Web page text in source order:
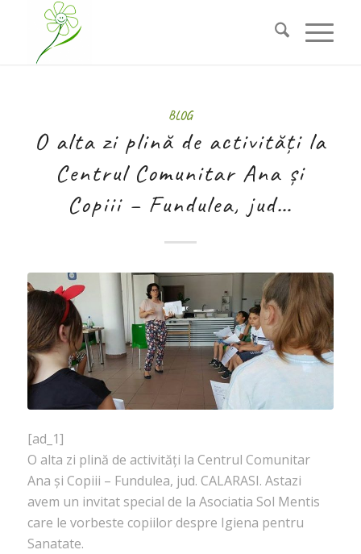
BLOG
O alta zi plină de activități la
Centrul Comunitar Ana și
Copiii – Fundulea, jud…
[ad_1]
O alta zi plină de activități la Centrul Comunitar
Ana și Copiii – Fundulea, jud. CALARASI. Astazi
avem un invitat special de la Asociatia Sol Mentis
care le vorbeste copiilor despre Igiena pentru
Sanatate.